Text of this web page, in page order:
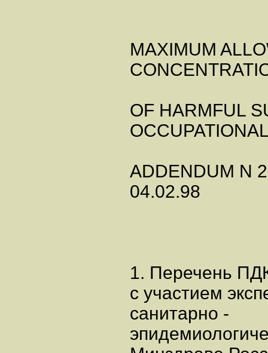
MAXIMUM
OF HARMFUL
ADDENDUM N
04.02.98
1. Перечень
с участием
санитарно -